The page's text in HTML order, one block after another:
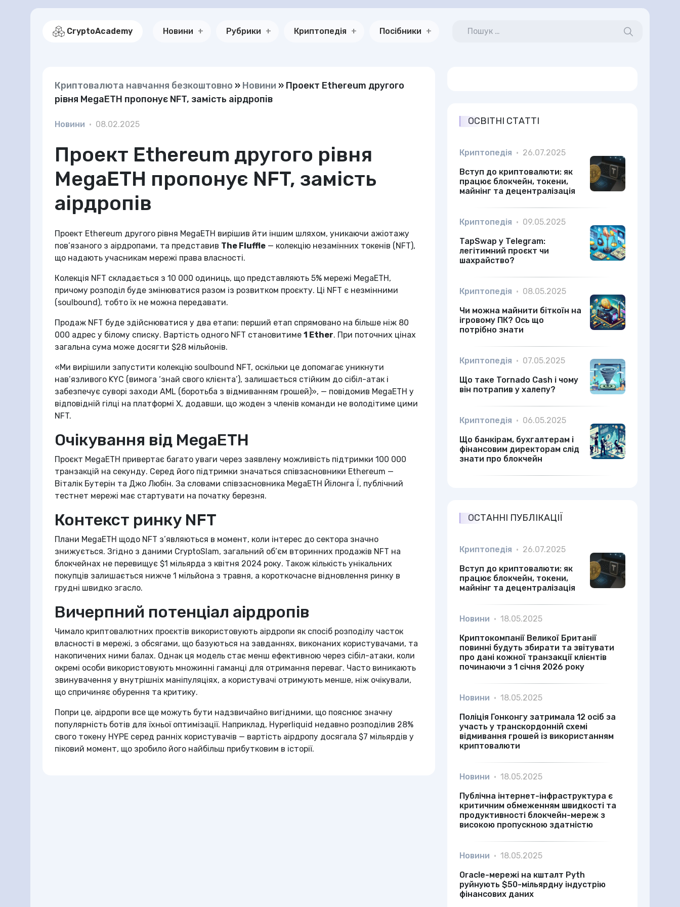
CryptoAcademy Новини Рубрики Криптопедія Посібники
Криптовалюта навчання безкоштовно » Новини » Проект Ethereum другого
рівня MegaETH пропонує NFT, замість аірдропів
Новини • 08.02.2025
Проект Ethereum другого рівня
MegaETH пропонує NFT, замість
аірдропів
Проект Ethereum другого рівня MegaETH вирішив йти іншим шляхом, уникаючи ажіотажу
пов’язаного з аірдропами, та представив The Fluffle — колекцію незамінних токенів (NFT),
що надають учасникам мережі права власності.
Колекція NFT складається з 10 000 одиниць, що представляють 5% мережі MegaETH,
причому розподіл буде змінюватися разом із розвитком проєкту. Ці NFT є незмінними
(soulbound), тобто їх не можна передавати.
Продаж NFT буде здійснюватися у два етапи: перший етап спрямовано на більше ніж 80
000 адрес у білому списку. Вартість одного NFT становитиме 1 Ether. При поточних цінах
загальна сума може досягти $28 мільйонів.
«Ми вирішили запустити колекцію soulbound NFT, оскільки це допомагає уникнути
нав’язливого KYC (вимога ‘знай свого клієнта’), залишається стійким до сібіл-атак і
забезпечує суворі заходи AML (боротьба з відмиванням грошей)», — повідомив MegaETH у
відповідній гілці на платформі X, додавши, що жоден з членів команди не володітиме цими
NFT.
Очікування від MegaETH
Проєкт MegaETH привертає багато уваги через заявлену можливість підтримки 100 000
транзакцій на секунду. Серед його підтримки значаться співзасновники Ethereum —
Віталік Бутерін та Джо Любін. За словами співзасновника MegaETH Йілонга Ї, публічний
тестнет мережі має стартувати на початку березня.
Контекст ринку NFT
Плани MegaETH щодо NFT з’являються в момент, коли інтерес до сектора значно
знижується. Згідно з даними CryptoSlam, загальний об’єм вторинних продажів NFT на
блокчейнах не перевищує $1 мільярда з квітня 2024 року. Також кількість унікальних
покупців залишається нижче 1 мільйона з травня, а короткочасне відновлення ринку в
грудні швидко згасло.
Вичерпний потенціал аірдропів
Чимало криптовалютних проєктів використовують аірдропи як спосіб розподілу часток
власності в мережі, з обсягами, що базуються на завданнях, виконаних користувачами, та
накопичених ними балах. Однак ця модель стає менш ефективною через сібіл-атаки, коли
окремі особи використовують множинні гаманці для отримання переваг. Часто виникають
звинувачення у внутрішніх маніпуляціях, а користувачі отримують менше, ніж очікували,
що спричиняє обурення та критику.
Попри це, аірдропи все ще можуть бути надзвичайно вигідними, що пояснює значну
популярність ботів для їхньої оптимізації. Наприклад, Hyperliquid недавно розподілив 28%
свого токену HYPE серед ранніх користувачів — вартість аірдропу досягала $7 мільярдів у
піковий момент, що зробило його найбільш прибутковим в історії.
ОСВІТНІ СТАТТІ
Криптопедія • 26.07.2025
Вступ до криптовалюти: як
працює блокчейн, токени,
майнінг та децентралізація
Криптопедія • 09.05.2025
TapSwap у Telegram:
легітимний проєкт чи
шахрайство?
Криптопедія • 08.05.2025
Чи можна майнити біткоїн на
ігровому ПК? Ось що
потрібно знати
Криптопедія • 07.05.2025
Що таке Tornado Cash і чому
він потрапив у халепу?
Криптопедія • 06.05.2025
Що банкірам, бухгалтерам і
фінансовим директорам слід
знати про блокчейн
ОСТАННІ ПУБЛІКАЦІЇ
Криптопедія • 26.07.2025
Вступ до криптовалюти: як
працює блокчейн, токени,
майнінг та децентралізація
Новини • 18.05.2025
Криптокомпанії Великої Британії
повинні будуть збирати та звітувати
про дані кожної транзакції клієнтів
починаючи з 1 січня 2026 року
Новини • 18.05.2025
Поліція Гонконгу затримала 12 осіб за
участь у транскордонній схемі
відмивання грошей із використанням
криптовалюти
Новини • 18.05.2025
Публічна інтернет-інфраструктура є
критичним обмеженням швидкості та
продуктивності блокчейн-мереж з
високою пропускною здатністю
Новини • 18.05.2025
Oracle-мережі на кшталт Pyth
руйнують $50-мільярдну індустрію
фінансових даних